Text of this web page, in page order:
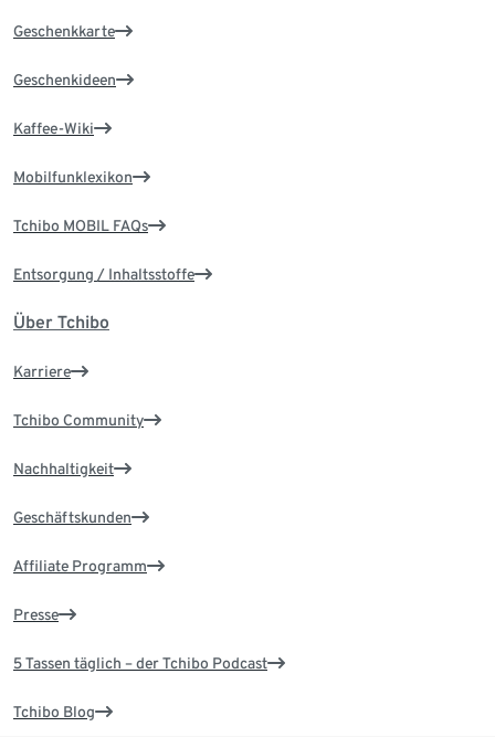
Geschenkkarte
Geschenkideen
Kaffee-Wiki
Mobilfunklexikon
Tchibo MOBIL FAQs
Entsorgung / Inhaltsstoffe
Über Tchibo
Karriere
Tchibo Community
Nachhaltigkeit
Geschäftskunden
Affiliate Programm
Presse
5 Tassen täglich – der Tchibo Podcast
Tchibo Blog